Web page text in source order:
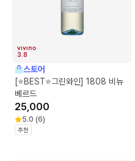
3.8
스토어
[⭐BEST⭐그린와인] 1808 비뉴
베르드
25,000
5.0 (6)
추천